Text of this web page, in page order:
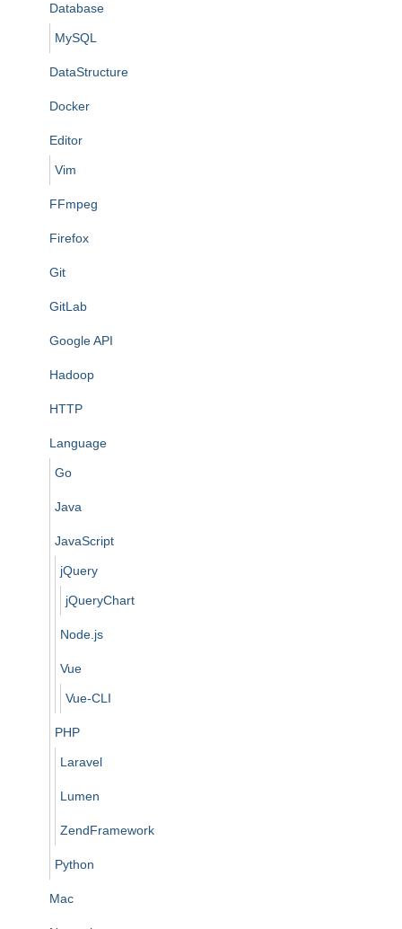
Database
MySQL
DataStructure
Docker
Editor
Vim
FFmpeg
Firefox
Git
GitLab
Google API
Hadoop
HTTP
Language
Go
Java
JavaScript
jQuery
jQueryChart
Node.js
Vue
Vue-CLI
PHP
Laravel
Lumen
ZendFramework
Python
Mac